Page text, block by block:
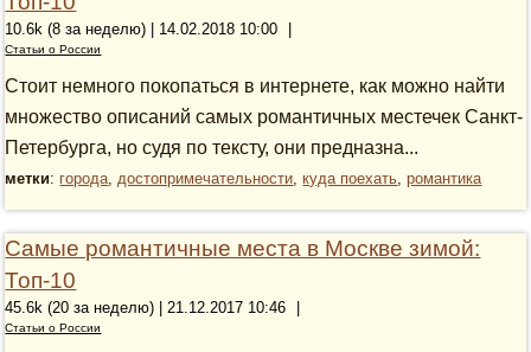
10.6k (8 за неделю) | 14.02.2018 10:00
Статьи о России
Стоит немного покопаться в интернете, как можно найти
множество описаний самых романтичных местечек Санкт-
Петербурга, но судя по тексту, они предназна...
метки: города,достопримечательности,куда поехать,романтика
Самые романтичные места в Москве зимой:
Топ-10
45.6k (20 за неделю) | 21.12.2017 10:46
Статьи о России